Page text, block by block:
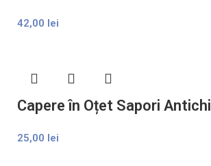
42,00 lei
Capere în Oțet Sapori Antichi
25,00 lei